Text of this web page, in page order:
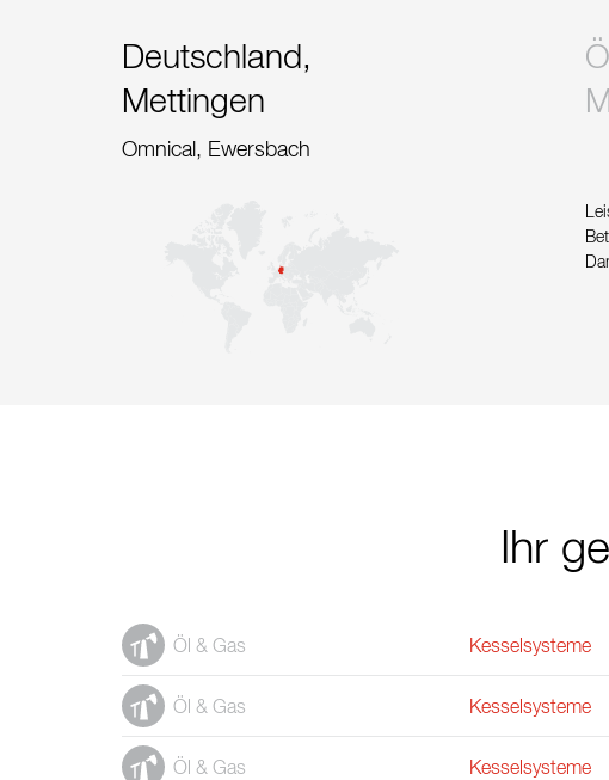
Neuigkeiten
Tools
Fragen & Anworten
Deutschland,
Mettingen
Omnical, Ewersbach
Ihr
Öl & Gas Kesselsysteme
Öl & Gas Kesselsysteme
Öl & Gas Kesselsysteme